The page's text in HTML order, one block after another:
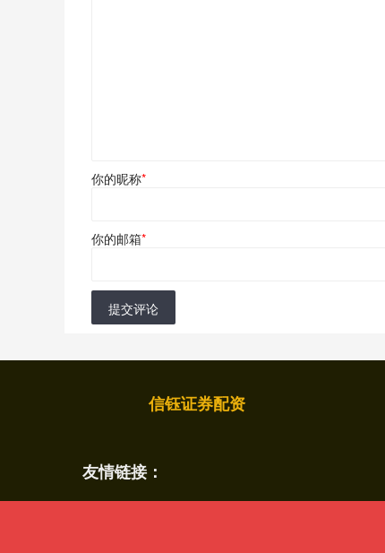
你的昵称*
你的邮箱*
提交评论
信钰证券配资
友情链接：